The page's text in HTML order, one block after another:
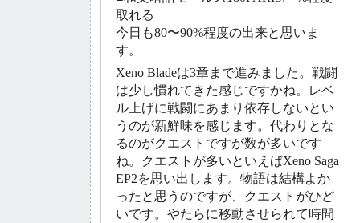
取れる
今日も80〜90%程度の出来と思いま
す。
Xeno Bladeは3章まで進みました。戦闘
は少し慣れてきた感じですかね。レベ
ル上げに戦闘にあまり依存しないとい
うのが新鮮味を感じます。代わりとな
るのがクエストですが数が多いです
ね。クエストが多いといえばXeno Saga
EP2を思い出します。物語は結構よか
ったと思うのですが、クエストがひど
いです。やたらに移動させられて時間